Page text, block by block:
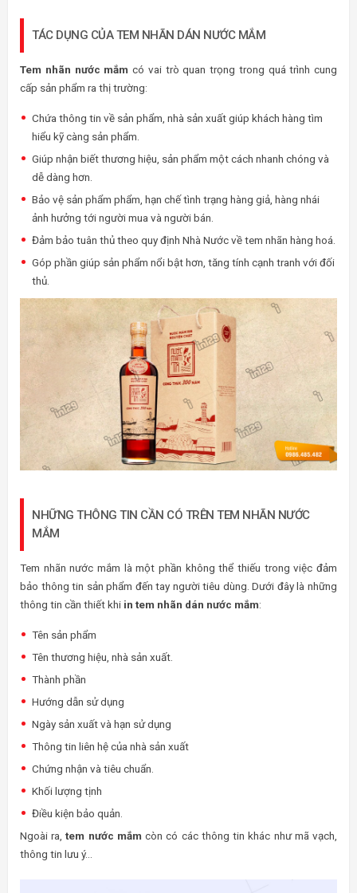
TÁC DỤNG CỦA TEM NHÃN DÁN NƯỚC MẮM
Tem nhãn nước mắm có vai trò quan trọng trong quá trình cung
cấp sản phẩm ra thị trường:
Chứa thông tin về sản phẩm, nhà sản xuất giúp khách hàng tìm
hiểu kỹ càng sản phẩm.
Giúp nhận biết thương hiệu, sản phẩm một cách nhanh chóng và
dễ dàng hơn.
Bảo vệ sản phẩm phẩm, hạn chế tình trạng hàng giả, hàng nhái
ảnh hưởng tới người mua và người bán.
Đảm bảo tuân thủ theo quy định Nhà Nước về tem nhãn hàng hoá.
Góp phần giúp sản phẩm nổi bật hơn, tăng tính cạnh tranh với đối
thủ.
NHỮNG THÔNG TIN CẦN CÓ TRÊN TEM NHÃN NƯỚC
MẮM
Tem nhãn nước mắm là một phần không thể thiếu trong việc đảm
bảo thông tin sản phẩm đến tay người tiêu dùng. Dưới đây là những
thông tin cần thiết khi in tem nhãn dán nước mắm:
Tên sản phẩm
Tên thương hiệu, nhà sản xuất.
Thành phần
Hướng dẫn sử dụng
Ngày sản xuất và hạn sử dụng
Thông tin liên hệ của nhà sản xuất
Chứng nhận và tiêu chuẩn.
Khối lượng tịnh
Điều kiện bảo quản.
Ngoài ra,tem nước mắm còn có các thông tin khác như mã vạch,
thông tin lưu ý…